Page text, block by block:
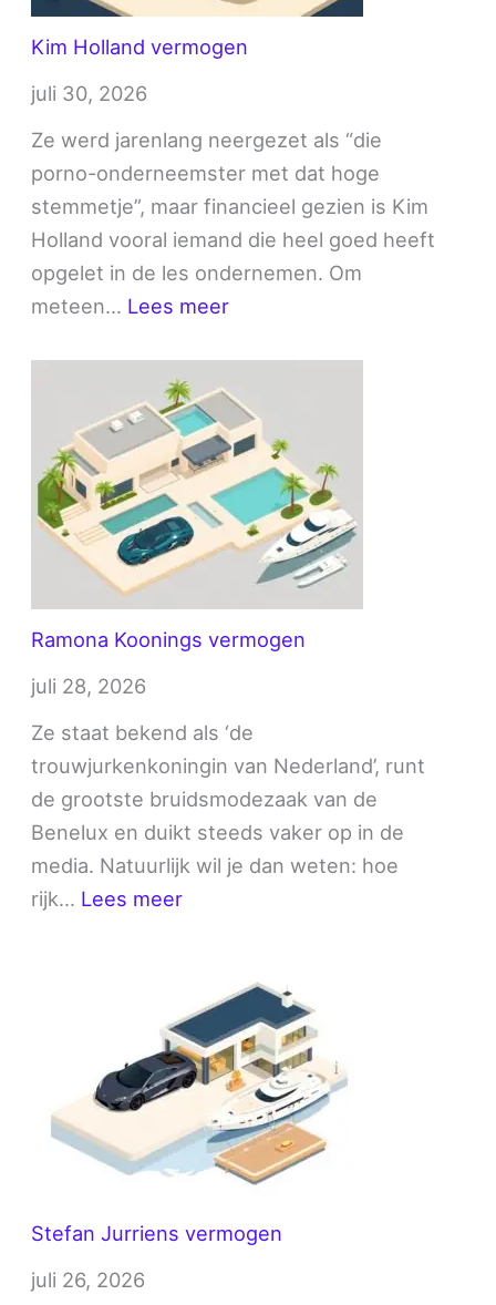
Kim Holland vermogen
juli 30, 2026
Ze werd jarenlang neergezet als “die
porno-onderneemster met dat hoge
stemmetje”, maar financieel gezien is Kim
Holland vooral iemand die heel goed heeft
opgelet in de les ondernemen. Om
meteen… Lees meer:
vermogen
Ramona Koonings vermogen
juli 28, 2026
Ze staat bekend als ‘de
trouwjurkenkoningin van Nederland’, runt
de grootste bruidsmodezaak van de
Benelux en duikt steeds vaker op in de
media. Natuurlijk wil je dan weten: hoe
rijk… Lees meer:
vermogen
Stefan Jurriens vermogen
juli 26, 2026